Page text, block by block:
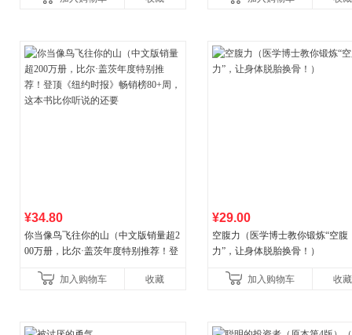
¥34.80
你当像鸟飞往你的山（中文版销量超2
00万册，比尔·盖茨年度特别推荐！登
比你听说的还要
加入购物车 收藏
¥29.00
空腹力（医学博士教你锻炼“空腹
力”，让身体脱胎换骨！）
加入购物车 收藏